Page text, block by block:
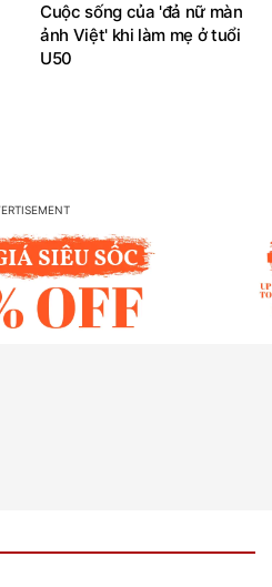
Cuộc sống của 'đả nữ màn
ảnh Việt' khi làm mẹ ở tuổi
U50